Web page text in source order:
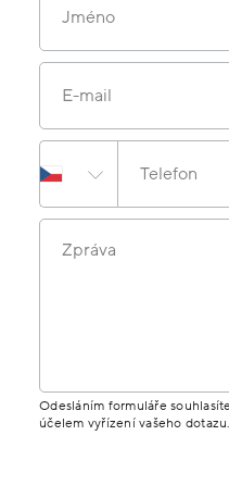
Jméno
E-mail
Telefon
Zpráva
Odesláním formuláře
účelem vyřízení vašeho dotazu.